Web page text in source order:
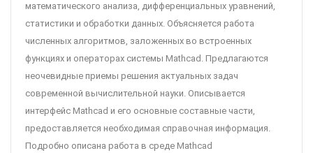
математического анализа, дифференциальных уравнений,
статистики и обработки данных. Объясняется работа
численных алгоритмов, заложенных во встроенных
функциях и операторах системы Mathcad. Предлагаются
неочевидные приемы решения актуальных задач
современной вычислительной науки. Описывается
интерфейс Mathcad и его основные составные части,
предоставляется необходимая справочная информация.
Подробно описана работа в среде Mathcad